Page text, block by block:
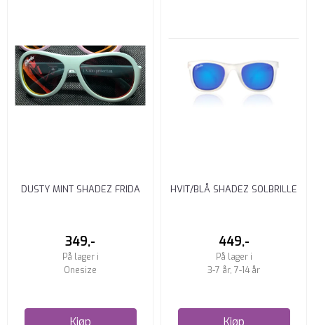
DUSTY MINT SHADEZ FRIDA
349,-
På lager i
Onesize
Kjøp
HVIT/BLÅ SHADEZ SOLBRILLE
449,-
På lager i
3-7 år, 7-14 år
Kjøp